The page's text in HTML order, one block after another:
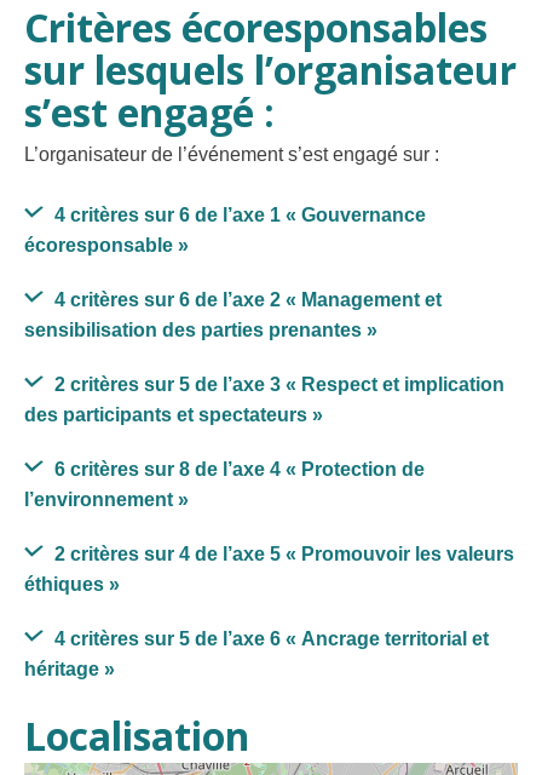
Critères écoresponsables
sur lesquels l’organisateur
s’est engagé :
L’organisateur de l’événement s’est engagé sur :
4 critères sur 6 de l’axe 1 « Gouvernance
écoresponsable »
4 critères sur 6 de l’axe 2 « Management et
sensibilisation des parties prenantes »
2 critères sur 5 de l’axe 3 « Respect et implication
des participants et spectateurs »
6 critères sur 8 de l’axe 4 « Protection de
l’environnement »
2 critères sur 4 de l’axe 5 « Promouvoir les valeurs
éthiques »
4 critères sur 5 de l’axe 6 « Ancrage territorial et
héritage »
Localisation